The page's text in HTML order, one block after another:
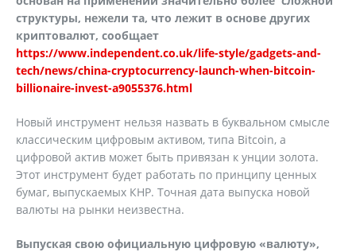
структуры, нежели та, что лежит в основе других
криптовалют, сообщает
https://www.independent.co.uk/life-style/gadgets-and-
tech/news/china-cryptocurrency-launch-when-bitcoin-
billionaire-invest-a9055376.html
Новый инструмент нельзя назвать в буквальном смысле
классическим цифровым активом, типа Bitcoin, а
цифровой актив может быть привязан к унции золота.
Этот инструмент будет работать по принципу ценных
бумаг, выпускаемых КНР. Точная дата выпуска новой
валюты на рынки неизвестна.
Выпуская свою официальную цифровую «валюту»,